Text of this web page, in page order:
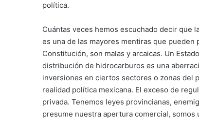
política.
Cuántas veces hemos escuchado decir que
es una de las mayores mentiras que
Constitución, son malas y arcaicas. Un
distribución de hidrocarburos es una
inversiones en ciertos sectores o zonas del
realidad política mexicana. El exceso de
privada. Tenemos leyes provincianas,
presume nuestra apertura comercial, somos